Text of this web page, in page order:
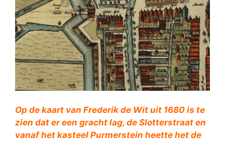
Op de kaart van Frederik de Wit uit 1680 is te
zien dat er een gracht lag, de Slotterstraat en
vanaf het kasteel Purmerstein heette het de